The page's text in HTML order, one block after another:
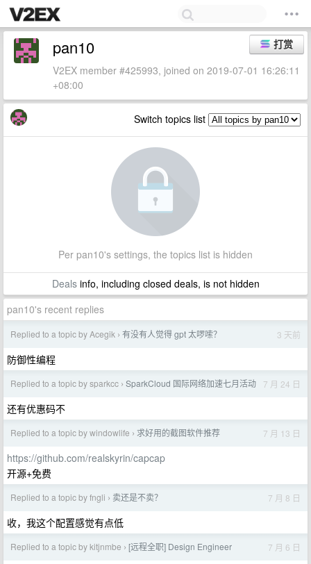
打赏
pan10
V2EX member #425993, joined on 2019-07-01 16:26:11
+08:00
Switch topics list
Per pan10's settings, the topics list is hidden
Dealsinfo, including closed deals, is not hidden
pan10's recent replies
Replied to a topic by Acegik › 有没有人觉得 gpt 太啰嗦？ 3 天前
防御性编程
Replied to a topic by sparkcc › SparkCloud 国际网络加速七月活动 7 月 24 日
还有优惠码不
Replied to a topic by windowlife › 求好用的截图软件推荐 7 月 13 日
https://github.com/realskyrin/capcap
开源+免费
Replied to a topic by fngli › 卖还是不卖？ 7 月 8 日
收，我这个配置感觉有点低
Replied to a topic by kitjnmbe › [远程全职] Design Engineer 7 月 6 日